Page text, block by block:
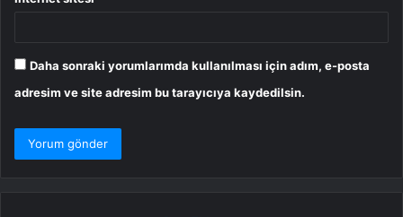
Daha sonraki yorumlarımda kullanılması için adım, e-posta
adresim ve site adresim bu tarayıcıya kaydedilsin.